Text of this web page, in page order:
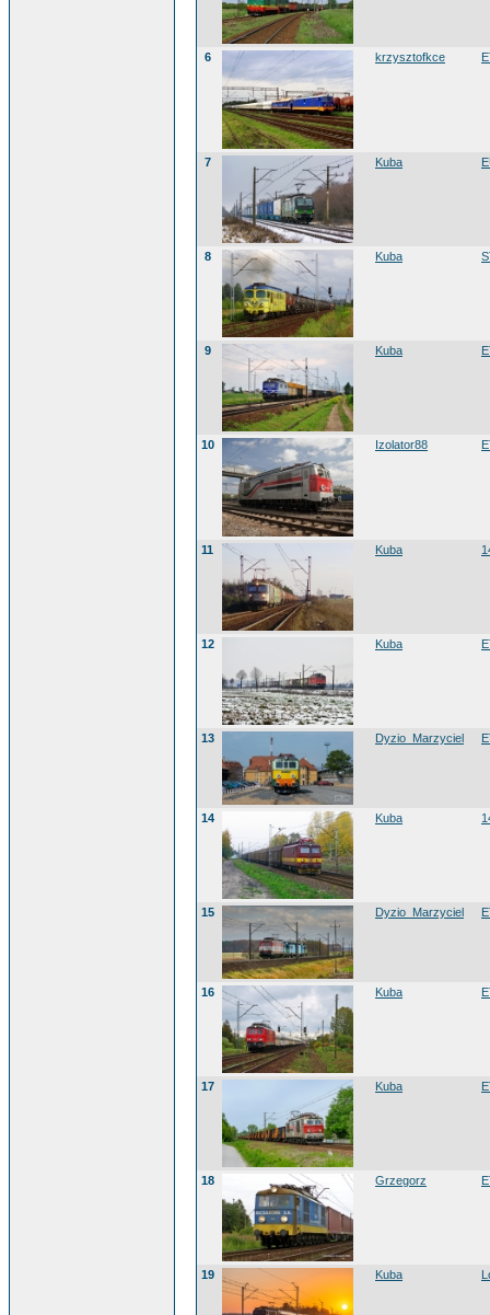
6 krzysztofkce
7 Kuba
8 Kuba
9 Kuba
10 Izolator88
11 Kuba
12 Kuba
13 Dyzio_Marzyciel
14 Kuba
15 Dyzio_Marzyciel
16 Kuba
17 Kuba
18 Grzegorz
19 Kuba